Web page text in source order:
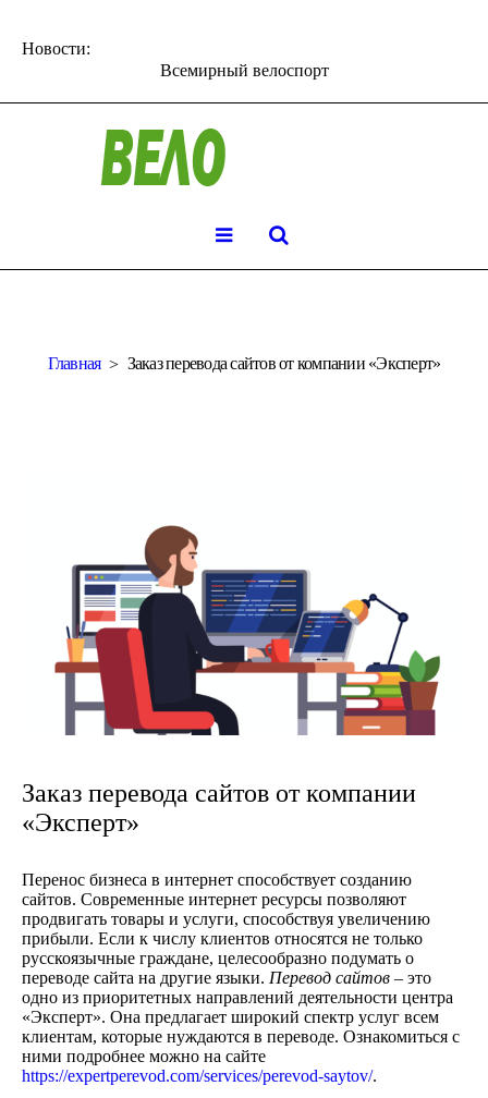
Новости:
Всемирный велоспорт
Главная Заказ перевода сайтов от компании «Эксперт»
Заказ перевода сайтов от компании
«Эксперт»
Перенос бизнеса в интернет способствует созданию
сайтов. Современные интернет ресурсы позволяют
продвигать товары и услуги, способствуя увеличению
прибыли. Если к числу клиентов относятся не только
русскоязычные граждане, целесообразно подумать о
переводе сайта на другие языки. Перевод сайтов – это
одно из приоритетных направлений деятельности центра
«Эксперт». Она предлагает широкий спектр услуг всем
клиентам, которые нуждаются в переводе. Ознакомиться с
ними подробнее можно на сайте
https://expertperevod.com/services/perevod-saytov/.